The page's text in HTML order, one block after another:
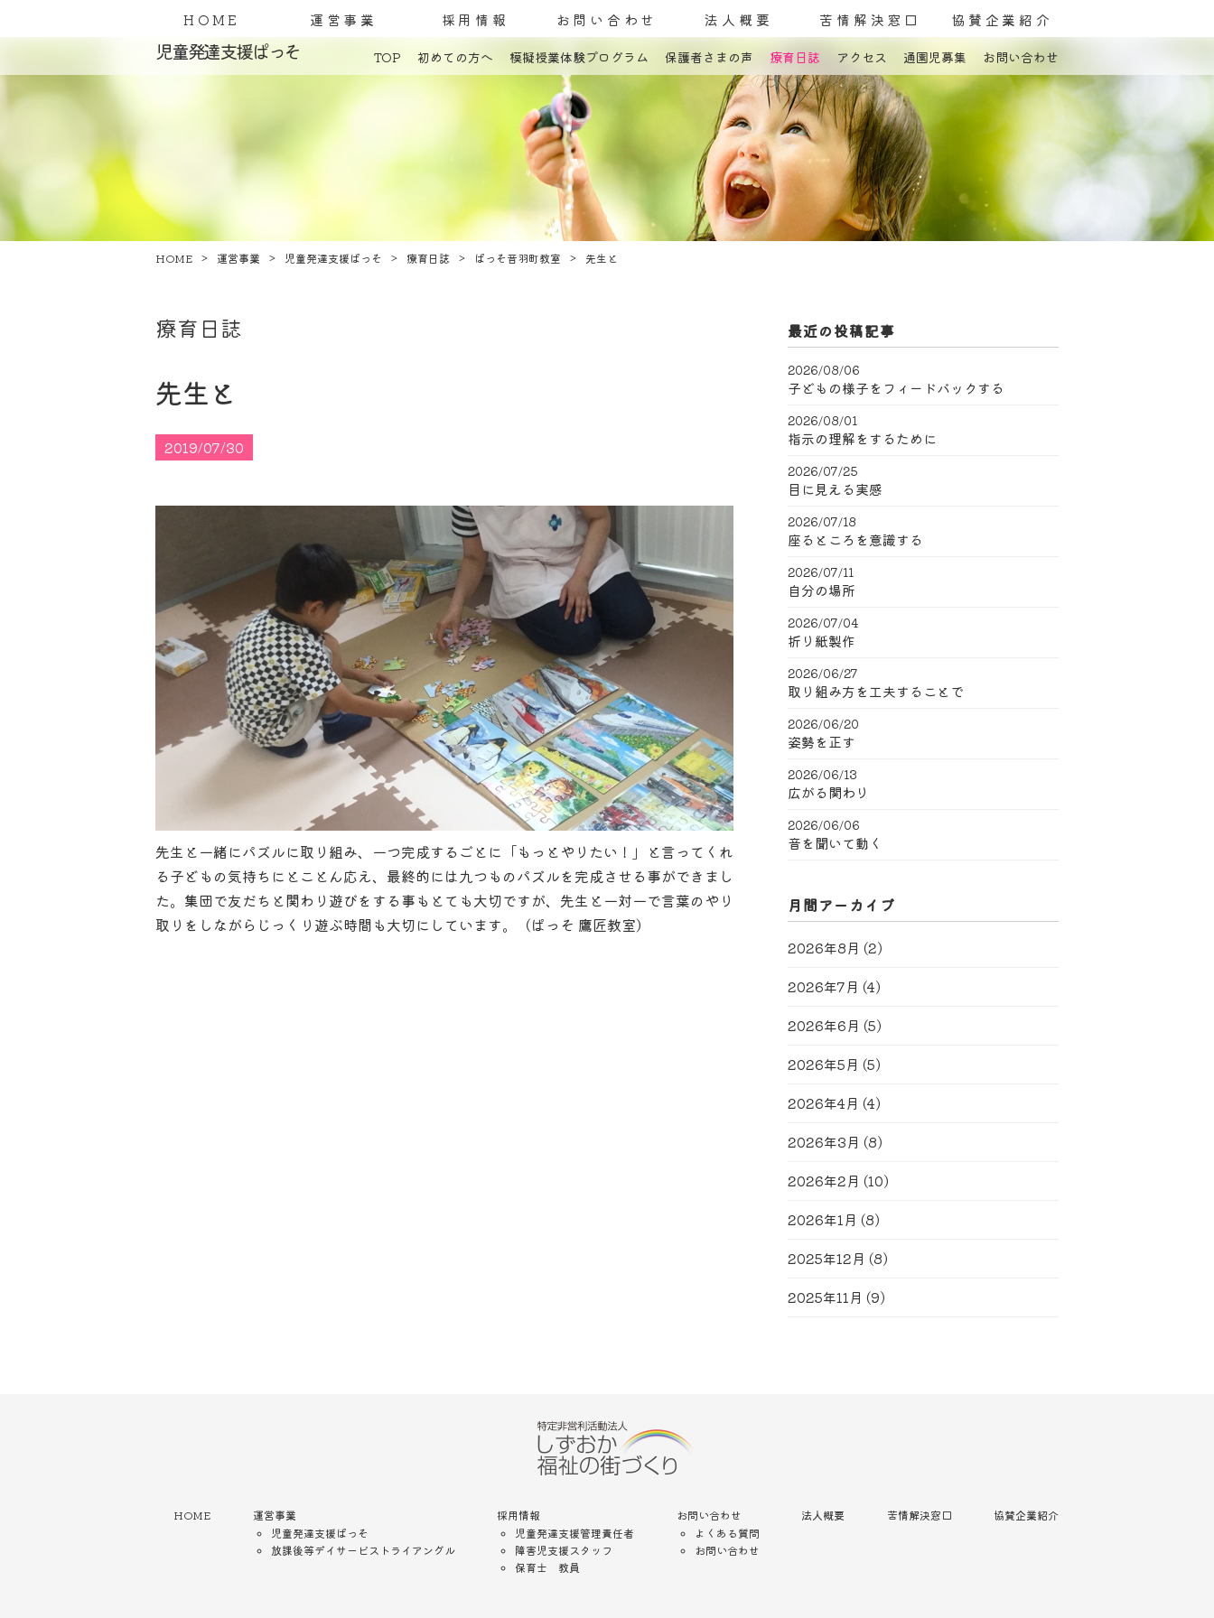
HOME 運営事業 採用情報 お問い合わせ 法人概要 苦情解決窓口 協賛企業紹介
児童発達支援ぱっそ TOP 初めての方へ 模擬授業体験プログラム 保護者さまの声 療育日誌 アクセス 通園児募集 お問い合わせ
よくある質問
お問い合わせ
HOME 運営事業 児童発達支援ぱっそ 療育日誌 ぱっそ音羽町教室 先生と
療育日誌
先生と
2019/07/30
先生と一緒にパズルに取り組み、一つ完成するごとに「もっとやりたい！」と言ってくれ
る子どもの気持ちにとことん応え、最終的には九つものパズルを完成させる事ができまし
た。集団で友だちと関わり遊びをする事もとても大切ですが、先生と一対一で言葉のやり
取りをしながらじっくり遊ぶ時間も大切にしています。（ぱっそ 鷹匠教室）
最近の投稿記事
2026/08/06
子どもの様子をフィードバックする
2026/08/01
指示の理解をするために
2026/07/25
目に見える実感
2026/07/18
座るところを意識する
2026/07/11
自分の場所
2026/07/04
折り紙製作
2026/06/27
取り組み方を工夫することで
2026/06/20
姿勢を正す
2026/06/13
広がる関わり
2026/06/06
音を聞いて動く
月間アーカイブ
2026年8月 (2)
2026年7月 (4)
2026年6月 (5)
2026年5月 (5)
2026年4月 (4)
2026年3月 (8)
2026年2月 (10)
2026年1月 (8)
2025年12月 (8)
2025年11月 (9)
HOME
運営事業
児童発達支援ぱっそ
放課後等デイサービストライアングル
採用情報
児童発達支援管理責任者
障害児支援スタッフ
保育士 教員
お問い合わせ
よくある質問
お問い合わせ
法人概要 苦情解決窓口 協賛企業紹介